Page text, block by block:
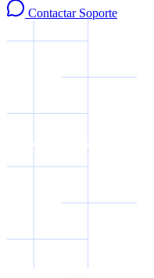
Contactar Soporte